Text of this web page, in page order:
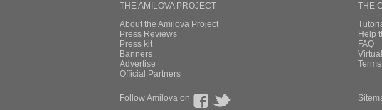
THE AMILOVA PROJECT
About the Amilova Project
Press Reviews
Press kit
Banners
Advertise
Official Partners
THE
Help
FAQ
Follow Amilova on